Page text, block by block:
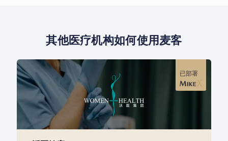
其他医疗机构如何使用麦客
已部署